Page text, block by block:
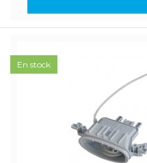
En stock